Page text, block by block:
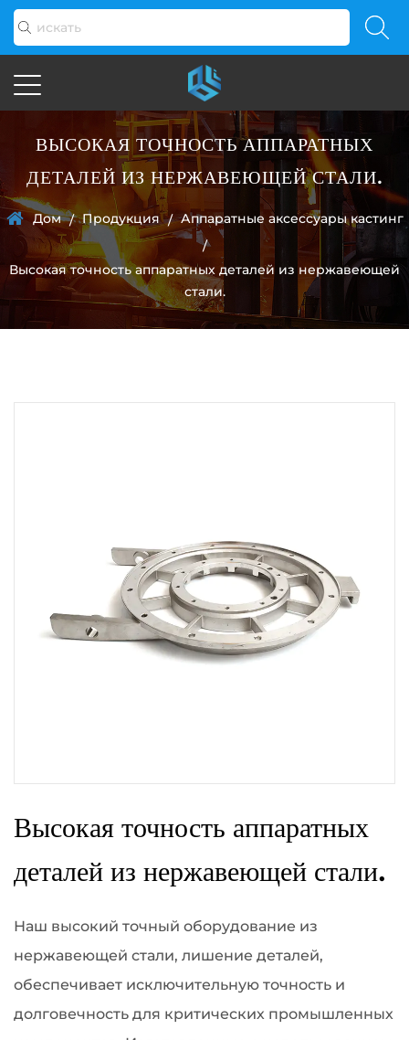
ВЫСОКАЯ ТОЧНОСТЬ АППАРАТНЫХ
ДЕТАЛЕЙ ИЗ НЕРЖАВЕЮЩЕЙ СТАЛИ.
Дом / Продукция / Аппаратные аксессуары кастинг
/
Высокая точность аппаратных деталей из нержавеющей
стали.
Высокая точность аппаратных
деталей из нержавеющей стали.
Наш высокий точный оборудование из
нержавеющей стали, лишение деталей,
обеспечивает исключительную точность и
долговечность для критических промышленных